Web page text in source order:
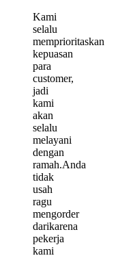
Kami
selalu
memprioritaskan
kepuasan
para
customer,
jadi
kami
akan
selalu
melayani
dengan
ramah.Anda
tidak
usah
ragu
mengorder
darikarena
pekerja
kami